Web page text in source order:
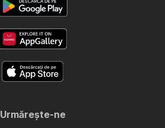
Urmăreşte-ne